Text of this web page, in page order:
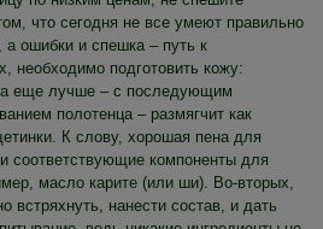
что сегодня не все умеют правильно
а ошибки и спешка – путь к
необходимо подготовить кожу:
еще лучше – с последующим
полотенца – размягчит как
К слову, хорошая пена для
соответствующие компоненты для
масло карите (или ши). Во-вторых,
встряхнуть, нанести состав, и дать